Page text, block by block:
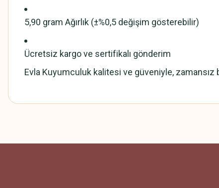
5,90 gram Ağırlık (±%0,5 değişim gösterebilir)
Ücretsiz kargo ve sertifikalı gönderim
Evla Kuyumculuk kalitesi ve güveniyle, zamansız